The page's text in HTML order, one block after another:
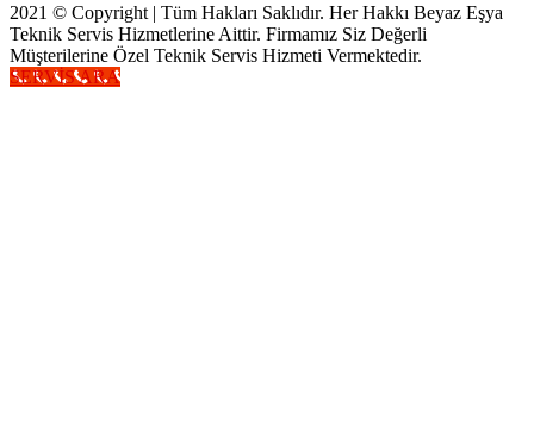
2021 © Copyright | Tüm Hakları Saklıdır. Her Hakkı Beyaz Eşya
Teknik Servis Hizmetlerine Aittir. Firmamız Siz Değerli
Müşterilerine Özel Teknik Servis Hizmeti Vermektedir.
SERVİS ARA